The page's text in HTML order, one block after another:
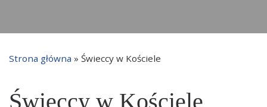
Strona główna » Świeccy w Kościele
Świeccy w Kościele